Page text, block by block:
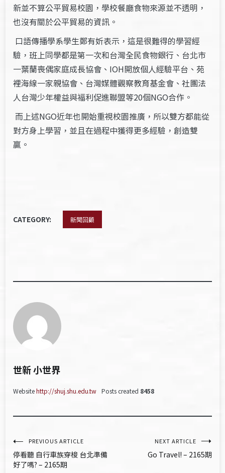
新並不算公平貿易校園，學校餐廳食物來源並不透明，
也沒有關於公平貿易的資訊。
口語傳播學系學生鄭有妡表示，這是很難得的學習經
驗，班上同學都是第一次和台灣全民食物銀行、台北市
一葉蘭喪偶家庭成長協會、IOH開放個人經驗平台、苑
裡海線一家親協會、台灣媒體觀察教育基金會、社團法
人台灣少年權益與福利促進聯盟等20個NGO合作。
而上述NGO近年也開始重視校園推廣，所以雙方都能從
對方身上學習，並且在過程中獲得更多經驗，創造雙
贏。
CATEGORY: 新聞回顧
世新 小世界
Websitehttp://shuj.shu.edu.tw Posts created 8458
文
章
PREVIOUS ARTICLE
停看聽 自行車族穿梭 台北準備
好了嗎? – 2165期
NEXT ARTICLE
Go Travel! – 2165期